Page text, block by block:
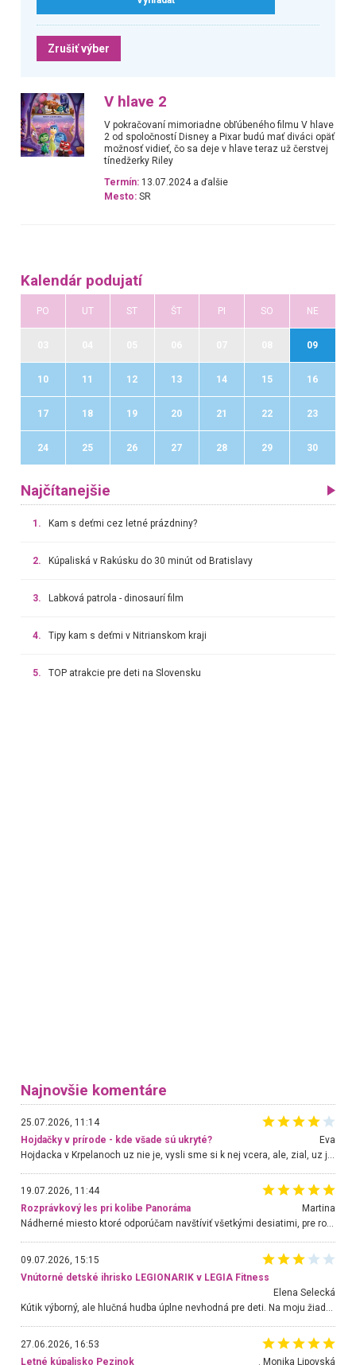
Zrušiť výber
V hlave 2
V pokračovaní mimoriadne obľúbeného filmu V hlave
2 od spoločností Disney a Pixar budú mať diváci opäť
možnosť vidieť, čo sa deje v hlave teraz už čerstvej
tínedžerky Riley
Termín: 13.07.2024 a ďalšie
Mesto: SR
Kalendár podujatí
PO UT ST ŠT PI SO NE
09
10 11 12 13 14 15 16
17 18 19 20 21 22 23
24 25 26 27 28 29 30
Najčítanejšie
1. Kam s deťmi cez letné prázdniny?
2. Kúpaliská v Rakúsku do 30 minút od Bratislavy
3. Labková patrola - dinosaurí film
4. Tipy kam s deťmi v Nitrianskom kraji
5. TOP atrakcie pre deti na Slovensku
Najnovšie komentáre
25.07.2026, 11:14
Hojdačky v prírode - kde všade sú ukryté?
Eva
19.07.2026, 11:44
Rozprávkový les pri kolibe Panoráma
Martina
Nádherné miesto ktoré odporúčam navštíviť všetkými desiatimi, pre rodiny s deťmi, dôchodcom... Proste a jednoducho ozaj rozprávkový les.. určite ešte prídeme. Odniesli sme si na pamiatku krásne tričká,
09.07.2026, 15:15
Vnútorné detské ihrisko LEGIONARIK v LEGIA Fitness
Elena Selecká
Kútik výborný, ale hlučná hudba úplne nevhodná pre deti. Na moju žiadosť o aspoň sušenie nereagovali.
27.06.2026, 16:53
Letné kúpalisko Pezinok
. Monika Lipovská